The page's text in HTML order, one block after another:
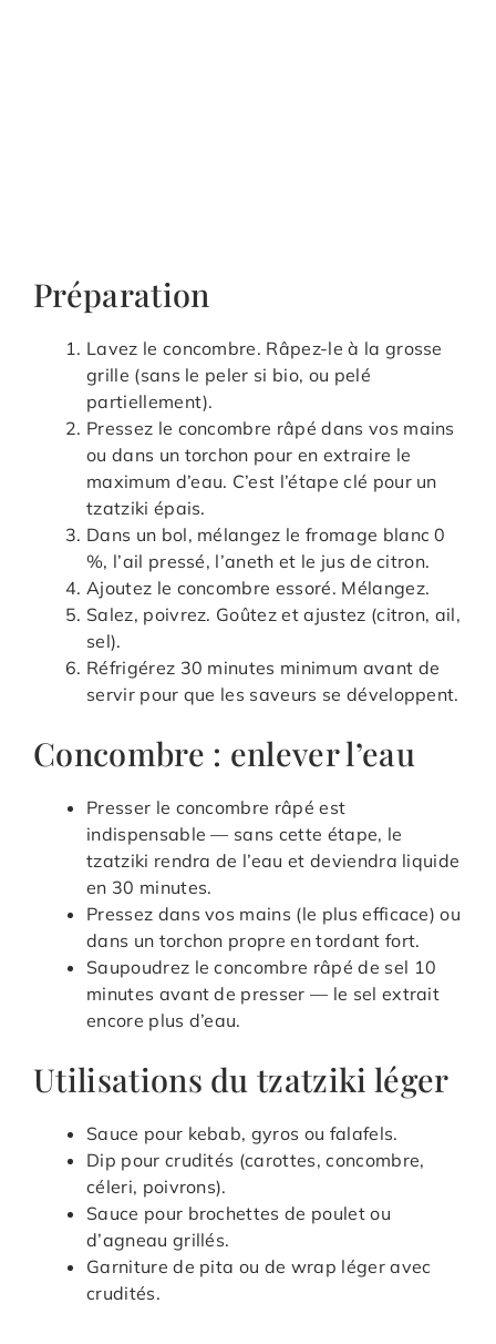
Préparation
Lavez le concombre. Râpez-le à la grosse
grille (sans le peler si bio, ou pelé
partiellement).
Pressez le concombre râpé dans vos mains
ou dans un torchon pour en extraire le
maximum d’eau. C’est l’étape clé pour un
tzatziki épais.
Dans un bol, mélangez le fromage blanc 0
%, l’ail pressé, l’aneth et le jus de citron.
Ajoutez le concombre essoré. Mélangez.
Salez, poivrez. Goûtez et ajustez (citron, ail,
sel).
Réfrigérez 30 minutes minimum avant de
servir pour que les saveurs se développent.
Concombre : enlever l’eau
Presser le concombre râpé est
indispensable — sans cette étape, le
tzatziki rendra de l’eau et deviendra liquide
en 30 minutes.
Pressez dans vos mains (le plus efficace) ou
dans un torchon propre en tordant fort.
Saupoudrez le concombre râpé de sel 10
minutes avant de presser — le sel extrait
encore plus d’eau.
Utilisations du tzatziki léger
Sauce pour kebab, gyros ou falafels.
Dip pour crudités (carottes, concombre,
céleri, poivrons).
Sauce pour brochettes de poulet ou
d’agneau grillés.
Garniture de pita ou de wrap léger avec
crudités.